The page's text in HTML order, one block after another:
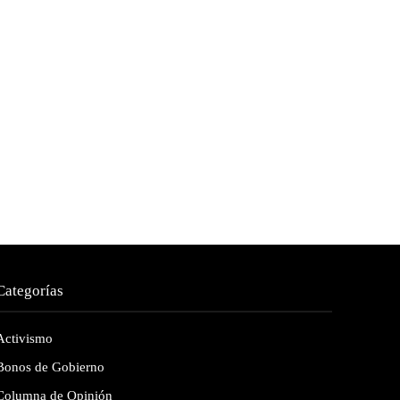
de Gobierno
de Opinión